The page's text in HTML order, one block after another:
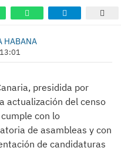
HABANA
presidida por
actualización del censo
con lo
de asambleas y con
de candidaturas